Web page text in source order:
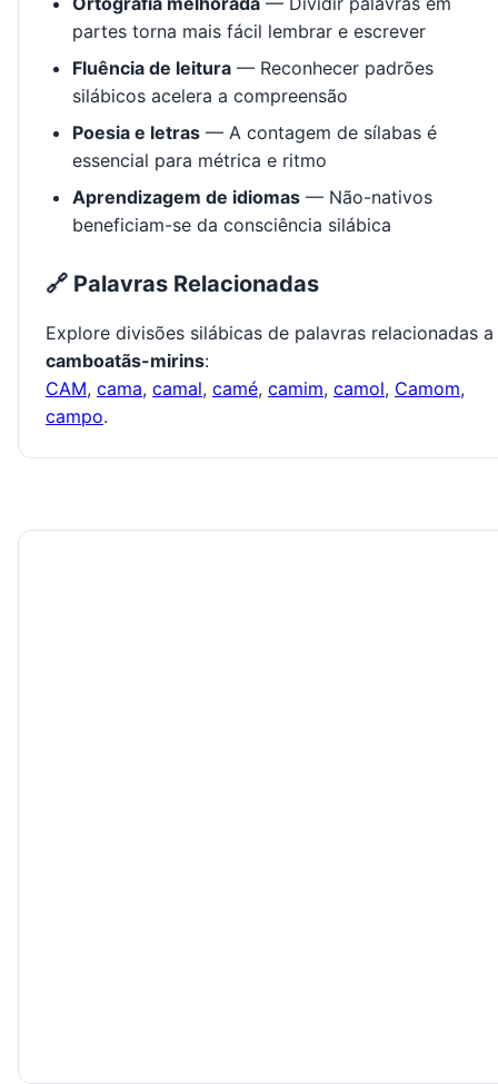
partes torna mais fácil lembrar e escrever
Fluência de leitura — Reconhecer padrões
silábicos acelera a compreensão
Poesia e letras — A contagem de sílabas é
essencial para métrica e ritmo
Aprendizagem de idiomas — Não-nativos
beneficiam-se da consciência silábica
🔗 Palavras Relacionadas
Explore divisões silábicas de palavras relacionadas a
camboatãs-mirins:
CAM, cama, camal, camé, camim, camol, Camom,
campo.